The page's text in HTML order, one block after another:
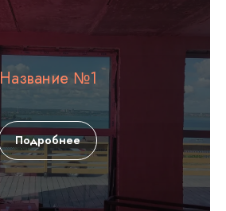
Название №1
Подробнее